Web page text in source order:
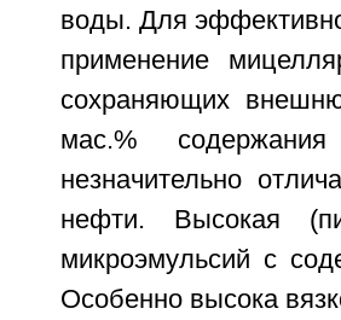
воды. Для
применение
сохраняющих
мас.%
незначительно
нефти. Высокая
микроэмульсий с
Особенно высока